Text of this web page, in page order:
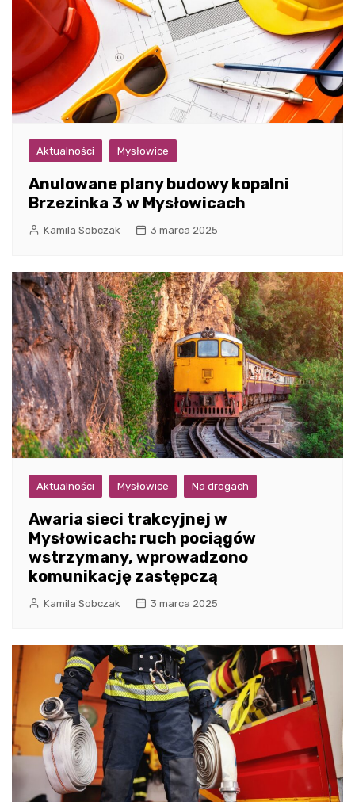
Aktualności Mysłowice
Anulowane plany budowy kopalni
Brzezinka 3 w Mysłowicach
Kamila Sobczak 3 marca 2025
Aktualności Mysłowice Na drogach
Awaria sieci trakcyjnej w
Mysłowicach: ruch pociągów
wstrzymany, wprowadzono
komunikację zastępczą
Kamila Sobczak 3 marca 2025